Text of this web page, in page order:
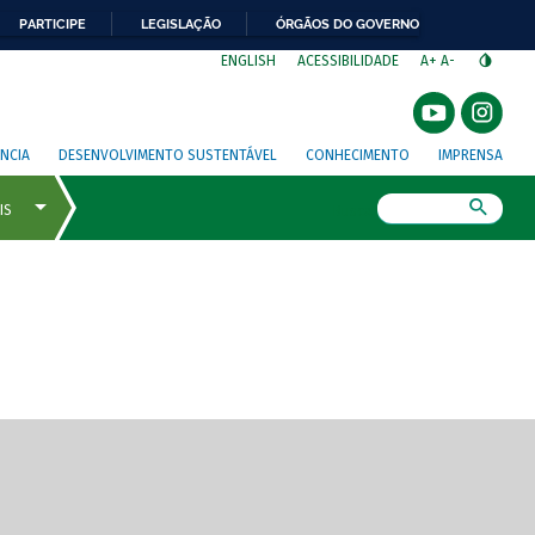
PARTICIPE LEGISLAÇÃO ÓRGÃOS DO GOVERNO
ENGLISH ACESSIBILIDADE A+ A-
DESENVOLVIMENTO SUSTENTÁVEL CONHECIMENTO IMPRENSA
de tela